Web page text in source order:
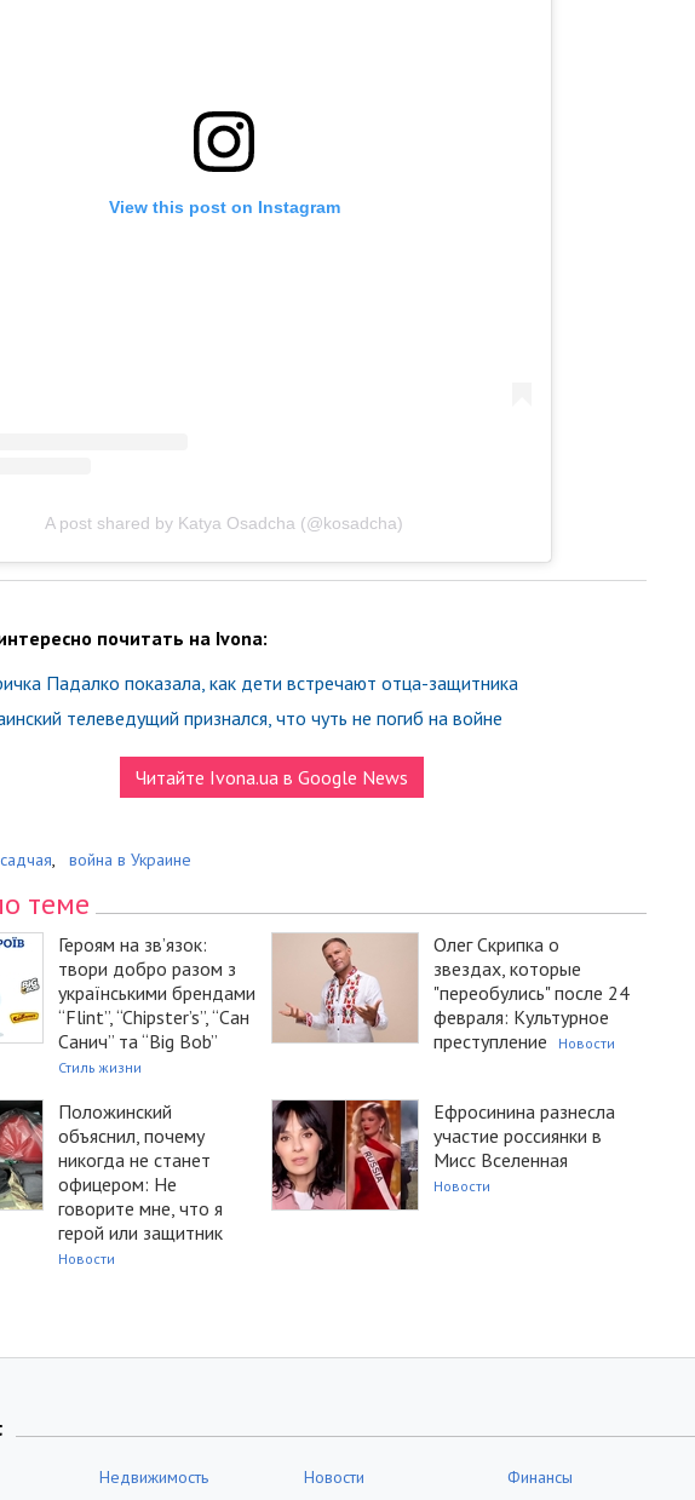
View this post on Instagram
A post shared by Katya Osadcha (@kosadcha)
почитать на Ivona:
Падалко показала, как дети встречают отца-защитника
телеведущий признался, что чуть не погиб на войне
Читайте Ivona.ua в Google News
, война в Украине
теме
Героям на зв’язок:
твори добро разом з
українськими брендами
“Flint”, “Chipster’s”, “Сан
Санич” та “Big Bob”
Стиль жизни
Олег Скрипка о
звездах, которые
"переобулись" после 24
февраля: Культурное
преступление
Новости
Положинский
объяснил, почему
никогда не станет
офицером: Не
говорите мне, что я
герой или защитник
Новости
Ефросинина разнесла
участие россиянки в
Мисс Вселенная
Новости
Недвижимость Новости Финансы